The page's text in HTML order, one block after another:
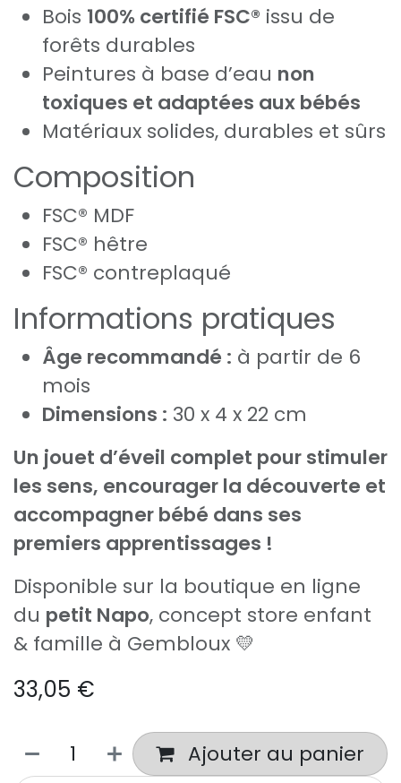
Bois 100% certifié FSC® issu de
forêts durables
Peintures à base d’eau non
toxiques et adaptées aux bébés
Matériaux solides, durables et sûrs
Composition
FSC® MDF
FSC® hêtre
FSC® contreplaqué
Informations pratiques
Âge recommandé : à partir de 6
mois
Dimensions : 30 x 4 x 22 cm
Un jouet d’éveil complet pour stimuler
les sens, encourager la découverte et
accompagner bébé dans ses
premiers apprentissages !
Disponible sur la boutique en ligne
du petit Napo, concept store enfant
& famille à Gembloux 💛
33,05 €
Ajouter au panier